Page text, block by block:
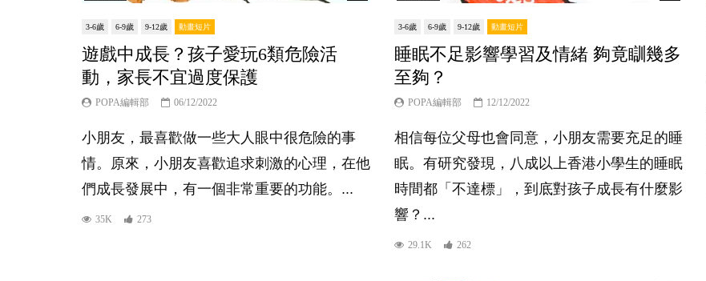
3-6歲 6-9歲 9-12歲 動畫短片
遊戲中成長？孩子愛玩6類危險活
動，家長不宜過度保護
POPA編輯部 06/12/2022
小朋友，最喜歡做一些大人眼中很危險的事
情。原來，小朋友喜歡追求刺激的心理，在他
們成長發展中，有一個非常重要的功能。...
35K 273
3-6歲 6-9歲 9-12歲 動畫短片
睡眠不足影響學習及情緒 夠竟瞓幾多
至夠？
POPA編輯部 12/12/2022
相信每位父母也會同意，小朋友需要充足的睡
眠。有研究發現，八成以上香港小學生的睡眠
時間都「不達標」，到底對孩子成長有什麼影
響？...
29.1K 262